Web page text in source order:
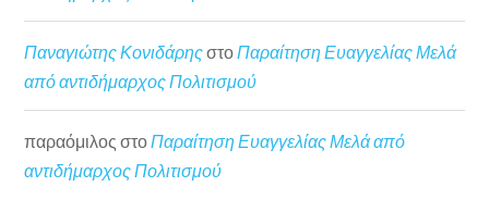
Παναγιώτης Κονιδάρηςστο Παραίτηση Ευαγγελίας Μελά
από αντιδήμαρχος Πολιτισμού
παραόμιλος στοΠαραίτηση Ευαγγελίας Μελά από
αντιδήμαρχος Πολιτισμού